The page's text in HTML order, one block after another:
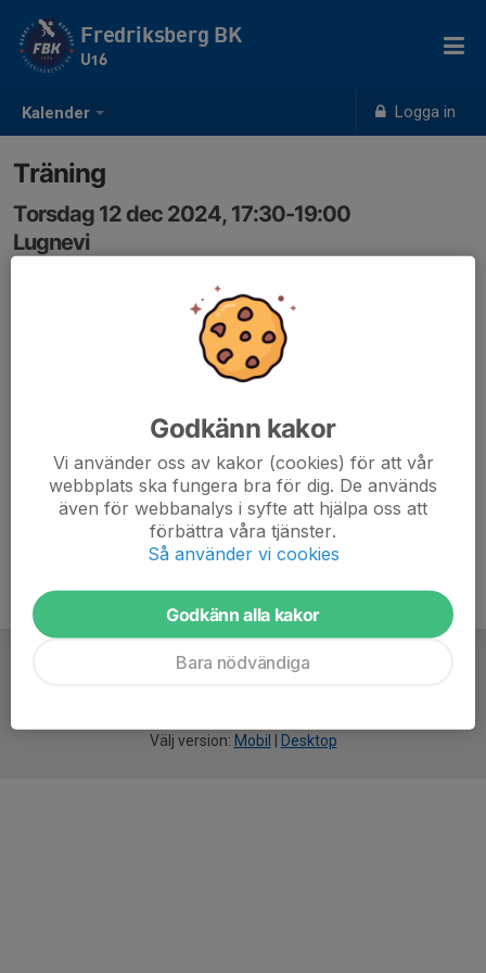
Kalender Logga in
Fredriksberg BK
U16
Träning
Torsdag 12 dec 2024, 17:30-19:00
Lugnevi
Välj version: Mobil Desktop
Godkänn kakor
Vi använder oss av kakor (cookies) för att vår
webbplats ska fungera bra för dig. De används
även för webbanalys i syfte att hjälpa oss att
förbättra våra tjänster.
Så använder vi cookies
Godkänn alla kakor
Bara nödvändiga